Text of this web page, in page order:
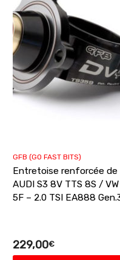
GFB (GO FAST BITS)
Entretoise renforcée de
AUDI S3 8V TTS 8S /
5F – 2.0 TSI EA888
229,00€